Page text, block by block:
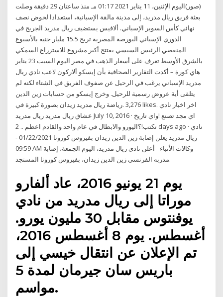
(صور)اليوم الإثنين، 11 يناير 2021 01:17 مـ منذ ساعتان 29 دقيقة وصلت
بعثة فريق ريال مدريد، إلى مدينة مالقة الإسبانية، استعدادا لخوض نصف
نهائي كأس السوبر الإسباني. ألافيس يستضيف ريال مدريد الجريح في
الدوري الإسباني البورصة المصرية تربح 15.5 مليار جنيه بالأسبوع
المنقضي الرئيس السيسي يفتتح أكبر مشروع للاستزراع السمكي
بالشرق الأوسط تعرف على أسعار الذهب في مصر اليوم السبت 23 يناير
هاي كورة – أكدت التقارير الصحافية بأن إيسكو ألاركون لاعب نادي ريال
مدريد الإسباني يرغب في الرحيل عن صفوف الفريق في الشتاء لكنه لم
يتلقى أية عروض رسمية للرحيل. وخرج إيسكو من حسابات زين الدين
زيدان بصورة كبيرة في ‎رياضة ريال مدريد‎. 3,276 likes. ‎اخر اخبار نادي
ريال مدريد‎ عشاق ريال مدريد July 10, 2016 · اي مجد تصنع !واي تاريخ
تكتب!؟اليورو والابطال في عام واحد والقادم اعظم .. 2 days ago · نادي
ريال مدريد يعلن إصابة زين الدين زيدان بفيروس كورونا 01/22/2021 -
09:59 AM وكالات الأنباء - أعلن نادي ريال مدريد، اليوم الجمعة، إصابة
مدربه الفرنسي زين الدين زيدان، بفيروس كورونا المستجد.
يوم 21 يونيو 2016، عاد ألفارو
موراتا إلى ريال مدريد من نادي
يوفنتوس مقابل 30 مليون يورو.
أغسطس. يوم 8 أغسطس 2016،
تم الإعلان عن انتقال خيسي إلى
باريس سان جيرمان لمدة 5
مواسم.